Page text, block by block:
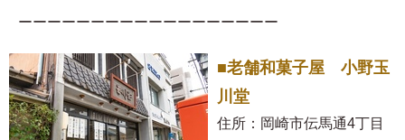
ーーーーーーーーーーーーーーーーーー
■老舗和菓子屋 小野玉
川堂
住所：岡崎市伝馬通4丁目